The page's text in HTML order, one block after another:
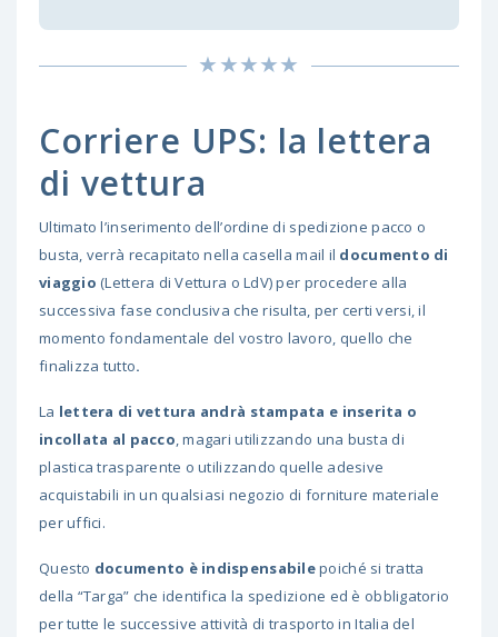
Corriere UPS: la lettera
di vettura
Ultimato l’inserimento dell’ordine di spedizione pacco o
busta, verrà recapitato nella casella mail il documento di
viaggio (Lettera di Vettura o LdV) per procedere alla
successiva fase conclusiva che risulta, per certi versi, il
momento fondamentale del vostro lavoro, quello che
finalizza tutto.
La lettera di vettura andrà stampata e inserita o
incollata al pacco, magari utilizzando una busta di
plastica trasparente o utilizzando quelle adesive
acquistabili in un qualsiasi negozio di forniture materiale
per uffici.
Questo documento è indispensabilepoiché si tratta
della “Targa” che identifica la spedizione ed è obbligatorio
per tutte le successive attività di trasporto in Italia del